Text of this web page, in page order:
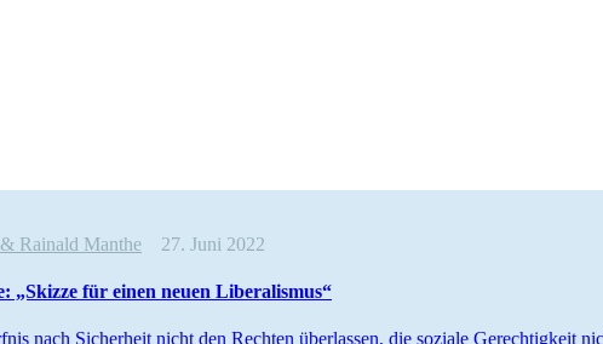
Rainald Manthe 27. Juni 2022
„Skizze für einen neuen Liberalismus“
nach Sicherheit nicht den Rechten überlassen, die soziale Gerech­tigkeit